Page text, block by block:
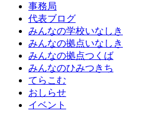
事務局
代表ブログ
みんなの学校いなしき
みんなの拠点いなしき
みんなの拠点つくば
みんなのひみつきち
てらこむ
おしらせ
イベント